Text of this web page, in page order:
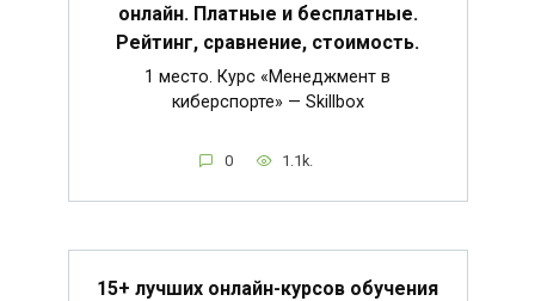
онлайн. Платные и бесплатные.
Рейтинг, сравнение, стоимость.
1 место. Курс «Менеджмент в
киберспорте» — Skillbox
0 1.1k.
15+ лучших онлайн-курсов обучения